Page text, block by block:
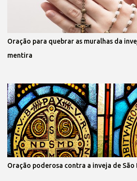
Oração para quebrar as muralhas da
mentira
Oração poderosa contra a inveja de São